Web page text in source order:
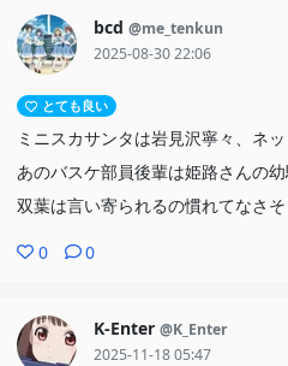
でも、咲太しか観測できない紗良
ば、咲太が紗良に見せた双葉との
またしても欲しいものが手に入ら
は彼女にどれだけ効いてしまったの
bcd @me_tenkun
2025-08-30 22:06
とても良い
ミニスカサンタは岩見沢寧々、ネ
あのバスケ部員後輩は姫路さんの
双葉は言い寄られるの慣れてなさそ
0 0
K-Enter @K_Enter
2025-11-18 05:47